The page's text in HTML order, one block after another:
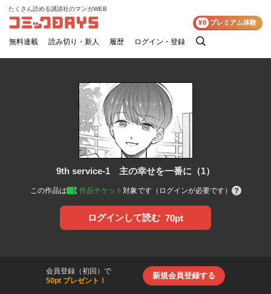
コミックDAYS
たくさん読める講談社のマンガWEB
無料連載 読み切り・新人 履歴 ログイン・登録
検
¥0 プレミアム体験
9th service-1 主の幸せを一番に（1）
この作品は 作品チケット 対象です（ログインが必要です）
ログインして読む 70pt
会員登録（初回）で
50pt プレゼント！
新規会員登録する